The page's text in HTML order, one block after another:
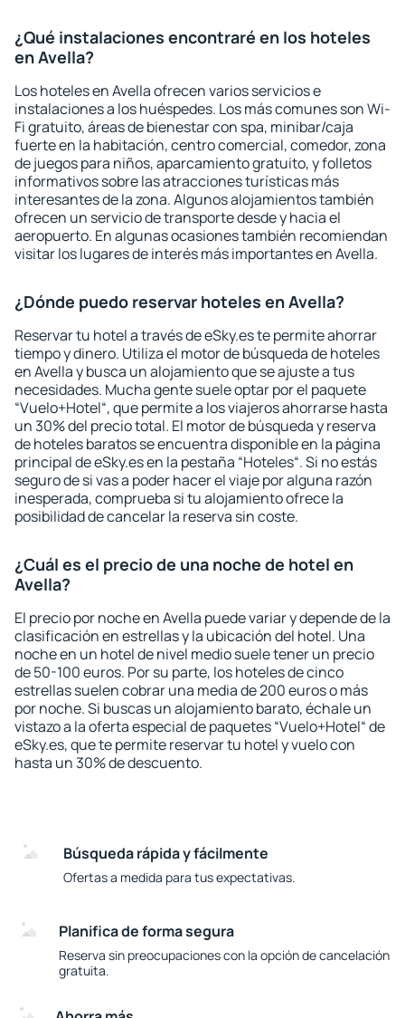
¿Qué instalaciones encontraré en los hoteles
en Avella?
Los hoteles en Avella ofrecen varios servicios e
instalaciones a los huéspedes. Los más comunes son Wi-
Fi gratuito, áreas de bienestar con spa, minibar/caja
fuerte en la habitación, centro comercial, comedor, zona
de juegos para niños, aparcamiento gratuito, y folletos
informativos sobre las atracciones turísticas más
interesantes de la zona. Algunos alojamientos también
ofrecen un servicio de transporte desde y hacia el
aeropuerto. En algunas ocasiones también recomiendan
visitar los lugares de interés más importantes en Avella.
¿Dónde puedo reservar hoteles en Avella?
Reservar tu hotel a través de eSky.es te permite ahorrar
tiempo y dinero. Utiliza el motor de búsqueda de hoteles
en Avella y busca un alojamiento que se ajuste a tus
necesidades. Mucha gente suele optar por el paquete
“Vuelo+Hotel“, que permite a los viajeros ahorrarse hasta
un 30% del precio total. El motor de búsqueda y reserva
de hoteles baratos se encuentra disponible en la página
principal de eSky.es en la pestaña “Hoteles“. Si no estás
seguro de si vas a poder hacer el viaje por alguna razón
inesperada, comprueba si tu alojamiento ofrece la
posibilidad de cancelar la reserva sin coste.
¿Cuál es el precio de una noche de hotel en
Avella?
El precio por noche en Avella puede variar y depende de la
clasificación en estrellas y la ubicación del hotel. Una
noche en un hotel de nivel medio suele tener un precio
de 50-100 euros. Por su parte, los hoteles de cinco
estrellas suelen cobrar una media de 200 euros o más
por noche. Si buscas un alojamiento barato, échale un
vistazo a la oferta especial de paquetes “Vuelo+Hotel“ de
eSky.es, que te permite reservar tu hotel y vuelo con
hasta un 30% de descuento.
Búsqueda rápida y fácilmente
Ofertas a medida para tus expectativas.
Planifica de forma segura
Reserva sin preocupaciones con la opción de cancelación
gratuita.